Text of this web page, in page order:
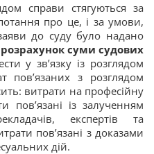
справи стягуються за
про це, і за умови,
до суду було надано
суми судових
у зв’язку із розглядом
пов’язаних з розглядом
витрати на професійну
пов’язані із залученням
експертів та
пов’язані з доказами
дій.